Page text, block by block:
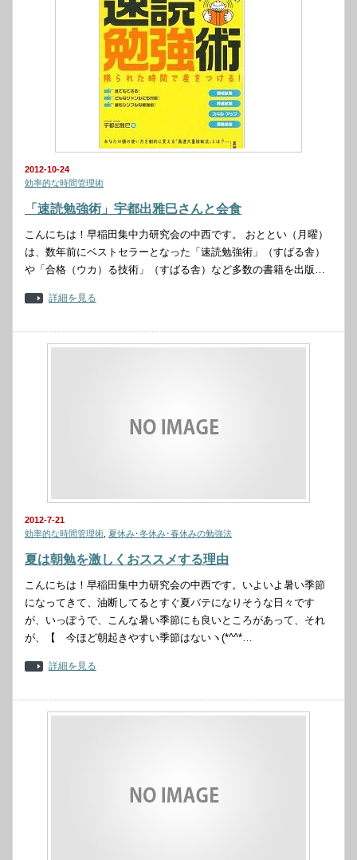
2012-10-24
効率的な時間管理術
「速読勉強術」宇都出雅巳さんと会食
こんにちは！早稲田集中力研究会の中西です。 おととい（月曜）
は、数年前にベストセラーとなった「速読勉強術」（すばる舎）
や「合格（ウカ）る技術」（すばる舎）など多数の書籍を出版…
詳細を見る
2012-7-21
効率的な時間管理術 夏休み･冬休み･春休みの勉強法
夏は朝勉を激しくおススメする理由
こんにちは！早稲田集中力研究会の中西です。いよいよ暑い季節
になってきて、油断してるとすぐ夏バテになりそうな日々です
が、いっぽうで、こんな暑い季節にも良いところがあって、それ
が、【 今ほど朝起きやすい季節はないヽ(*^^*…
詳細を見る